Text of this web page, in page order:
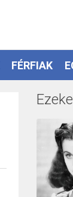
FÉRFIAK